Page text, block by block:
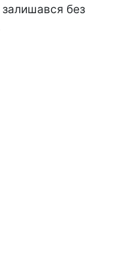
залишався без